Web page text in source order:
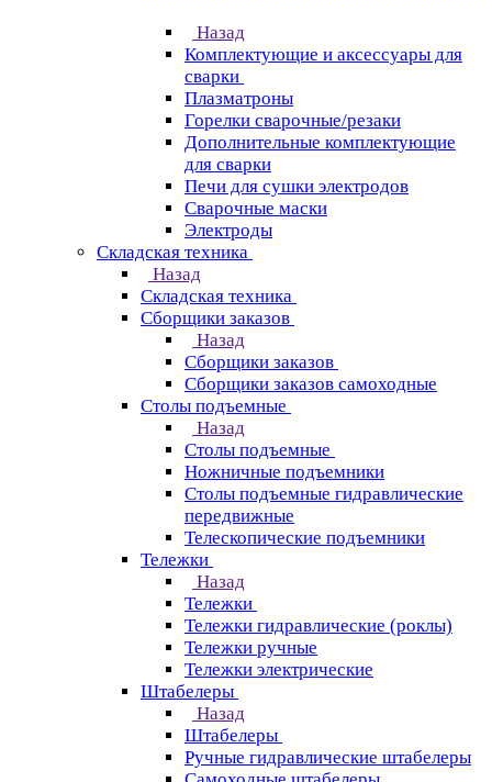
Назад
Комплектующие и аксессуары для
сварки
Плазматроны
Горелки сварочные/резаки
Дополнительные комплектующие
для сварки
Печи для сушки электродов
Сварочные маски
Электроды
Складская техника
Назад
Складская техника
Сборщики заказов
Назад
Сборщики заказов
Сборщики заказов самоходные
Столы подъемные
Назад
Столы подъемные
Ножничные подъемники
Столы подъемные гидравлические
передвижные
Телескопические подъемники
Тележки
Назад
Тележки
Тележки гидравлические (роклы)
Тележки ручные
Тележки электрические
Штабелеры
Назад
Штабелеры
Ручные гидравлические штабелеры